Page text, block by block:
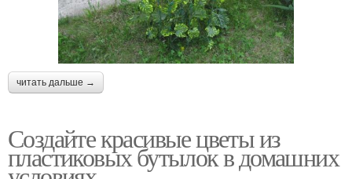
читать дальше →
Создайте красивые цветы из
пластиковых бутылок в домашних